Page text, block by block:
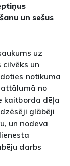
un sešus
uz
un
notikuma
no
kaitborda dēļa
glābēji
un nodeva
darbs